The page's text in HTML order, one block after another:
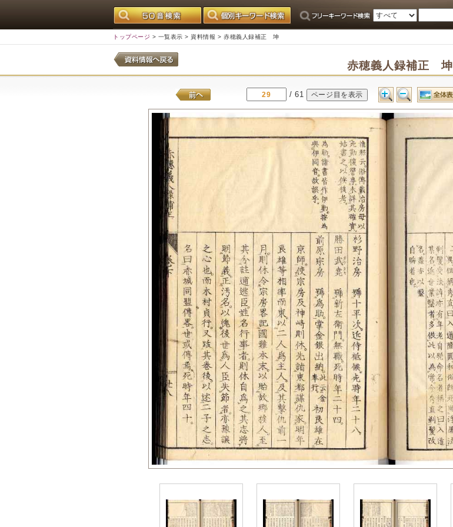
トップページ > 一覧表示 > 資料情報 > 赤穂義人録補正 坤
赤穂義人録補正 坤
/ 61